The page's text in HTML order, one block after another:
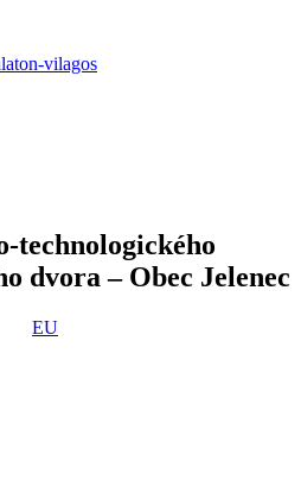
technologického
dvora – Obec Jelenec